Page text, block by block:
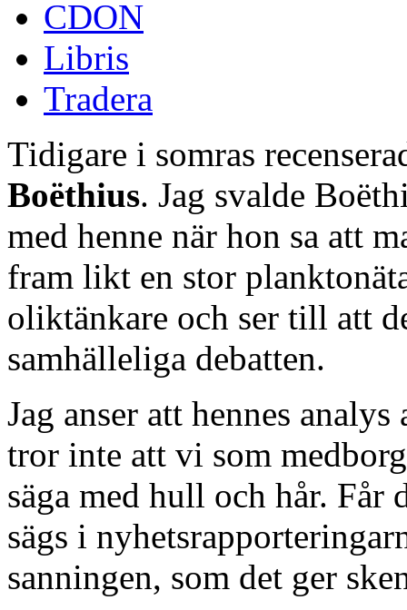
CDON
Libris
Tradera
Tidigare i somras
Boëthius. Jag svalde
med henne när hon sa att
fram likt en stor
oliktänkare och ser till att
samhälleliga debatten.
Jag anser att hennes
tror inte att vi som
säga med hull och hår. Får
sägs i
sanningen, som det ger